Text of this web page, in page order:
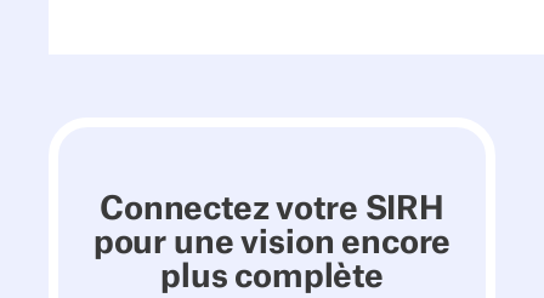
Connectez votre SIRH
pour une vision encore
plus complète